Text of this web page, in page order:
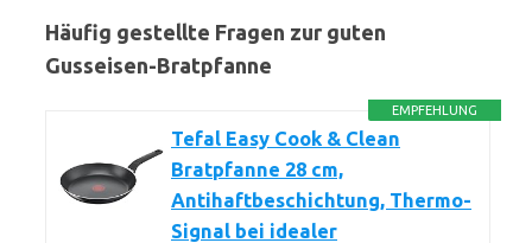
Häufig gestellte Fragen zur guten
Gusseisen-Bratpfanne
EMPFEHLUNG
Tefal Easy Cook & Clean
Bratpfanne 28 cm,
Antihaftbeschichtung, Thermo-
Signal bei idealer